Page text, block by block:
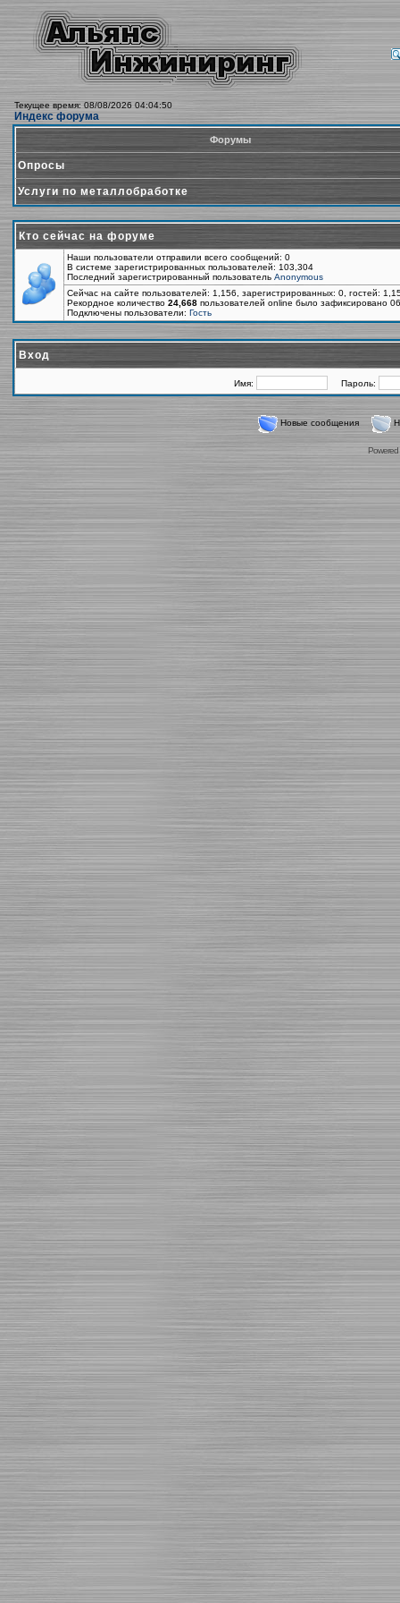
Текущее время: 08/08/2026 04:04:50
Индекс форума
Форумы
Опросы
Услуги по металлобработке
Кто сейчас на форуме
Наши пользователи отправили всего сообщений: 0
В системе зарегистрированных пользователей: 103,304
Последний зарегистрированный пользователь Anonymous
Сейчас на сайте пользователей: 1,156, зарегистрированных: 0, гостей:
Рекордное количество 24,668 пользователей online было зафиксировано
Подключены пользователи: Гость
Вход
Имя: Пароль:
Новые сообщения